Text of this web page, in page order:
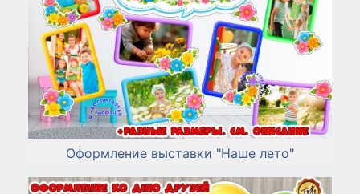
Оформление выставки "Наше лето"